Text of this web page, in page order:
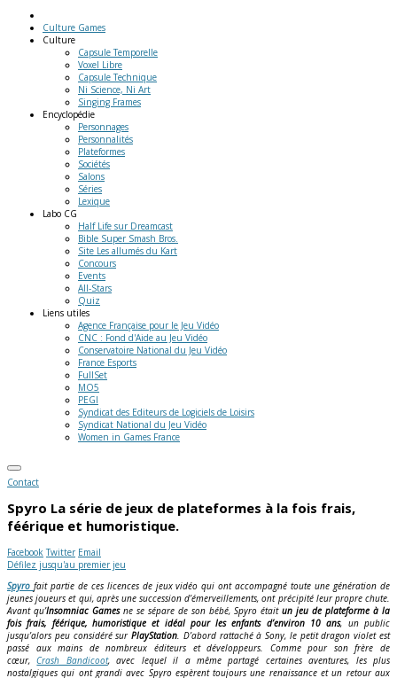
Culture Games
Culture
Capsule Temporelle
Voxel Libre
Capsule Technique
Ni Science, Ni Art
Singing Frames
Encyclopédie
Personnages
Personnalités
Plateformes
Sociétés
Salons
Séries
Lexique
Labo CG
Half Life sur Dreamcast
Bible Super Smash Bros.
Site Les allumés du Kart
Concours
Events
All-Stars
Quiz
Liens utiles
Agence Française pour le Jeu Vidéo
CNC : Fond d'Aide au Jeu Vidéo
Conservatoire National du Jeu Vidéo
France Esports
FullSet
MO5
PEGI
Syndicat des Editeurs de Logiciels de Loisirs
Syndicat National du Jeu Vidéo
Women in Games France
Contact
Spyro La série de jeux de plateformes à la fois frais,
féérique et humoristique.
Facebook Twitter Email
Défilez jusqu'au premier jeu
Spyro fait partie de ces licences de jeux vidéo qui ont accompagné toute une génération de
jeunes joueurs et qui, après une succession d’émerveillements, ont précipité leur propre chute.
Avant qu’Insomniac Gamesne se sépare de son bébé, Spyro était un jeu de plateforme à la
fois frais, féérique, humoristique et idéal pour les enfants d’environ 10 ans, un public
jusqu’alors peu considéré surPlayStation. D’abord rattaché à Sony, le petit dragon violet est
passé aux mains de nombreux éditeurs et développeurs. Comme pour son frère de
cœur,Crash Bandicoot, avec lequel il a même partagé certaines aventures, les plus
nostalgiques qui ont grandi avec Spyro espèrent toujours une renaissance et un retour aux